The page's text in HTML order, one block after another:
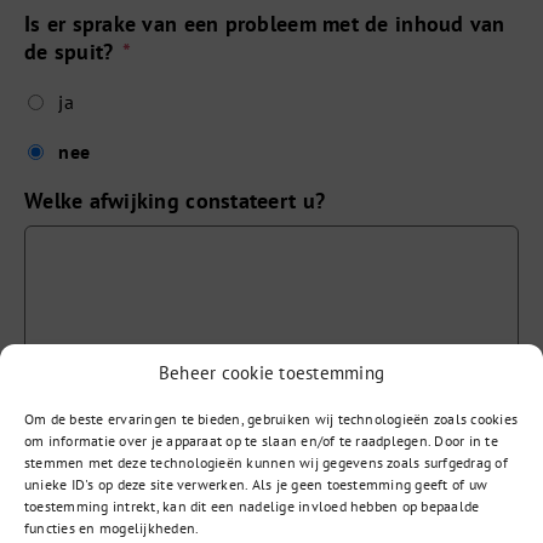
Beheer cookie toestemming
Om de beste ervaringen te bieden, gebruiken wij technologieën zoals cookies
om informatie over je apparaat op te slaan en/of te raadplegen. Door in te
stemmen met deze technologieën kunnen wij gegevens zoals surfgedrag of
unieke ID's op deze site verwerken. Als je geen toestemming geeft of uw
toestemming intrekt, kan dit een nadelige invloed hebben op bepaalde
functies en mogelijkheden.
Is er sprake van een probleem met de inhoud van
de spuit? *
ja
nee
Welke afwijking constateert u?